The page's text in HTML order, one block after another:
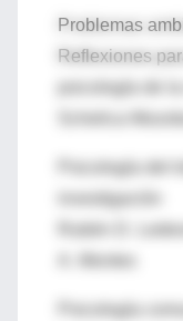
Problemas
Reflexiones
psicología de
Psicología del
investigación
Psicología